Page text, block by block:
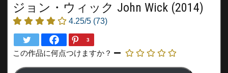
ジョン・ウィック John Wick (2014)
4.25/5 (73)
3
この作品に何点つけますか？